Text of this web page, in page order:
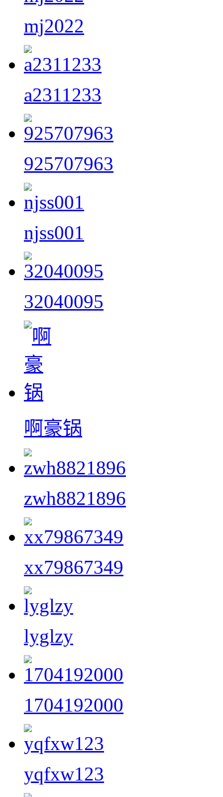
mj2022
a2311233
925707963
njss001
32040095
啊豪锅
zwh8821896
xx79867349
lyglzy
1704192000
yqfxw123